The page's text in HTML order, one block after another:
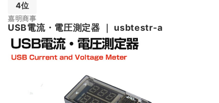
4位
嘉明商事
USB電流・電圧測定器 usbtestr-a